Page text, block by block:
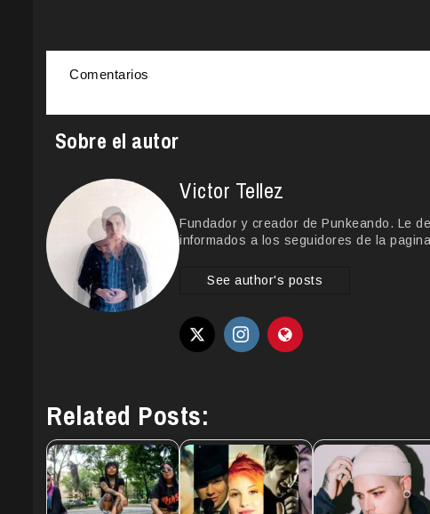
Comentarios
Sobre el autor
Victor Tellez
Fundador y creador de Punkeando. Le
informados a los seguidores de la
See author's posts
Related Posts: